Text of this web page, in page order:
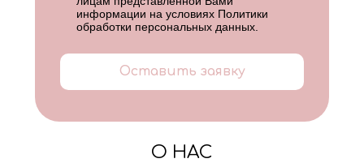
информации на условиях Политики
обработки персональных данных
Оставить заявку
О НАС